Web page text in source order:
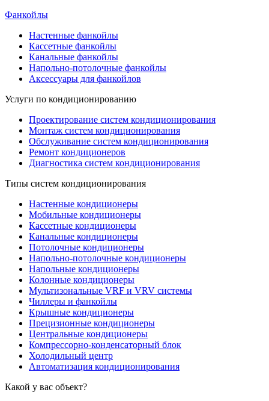
Фанкойлы
Настенные фанкойлы
Кассетные фанкойлы
Канальные фанкойлы
Напольно-потолочные фанкойлы
Аксессуары для фанкойлов
Услуги по кондиционированию
Проектирование систем кондиционирования
Монтаж систем кондиционирования
Обслуживание систем кондиционирования
Ремонт кондиционеров
Диагностика систем кондиционирования
Типы систем кондиционирования
Настенные кондиционеры
Мобильные кондиционеры
Кассетные кондиционеры
Канальные кондиционеры
Потолочные кондиционеры
Напольно-потолочные кондиционеры
Напольные кондиционеры
Колонные кондиционеры
Мультизональные VRF и VRV системы
Чиллеры и фанкойлы
Крышные кондиционеры
Прецизионные кондиционеры
Центральные кондиционеры
Компрессорно-конденсаторный блок
Холодильный центр
Автоматизация кондиционирования
Какой у вас объект?